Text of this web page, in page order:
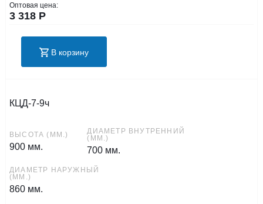
Оптовая цена:
3 318 Р
В корзину
КЦД-7-9ч
ВЫСОТА (ММ.)
900 мм.
ДИАМЕТР ВНУТРЕННИЙ
(ММ.)
700 мм.
ДИАМЕТР НАРУЖНЫЙ
(ММ.)
860 мм.